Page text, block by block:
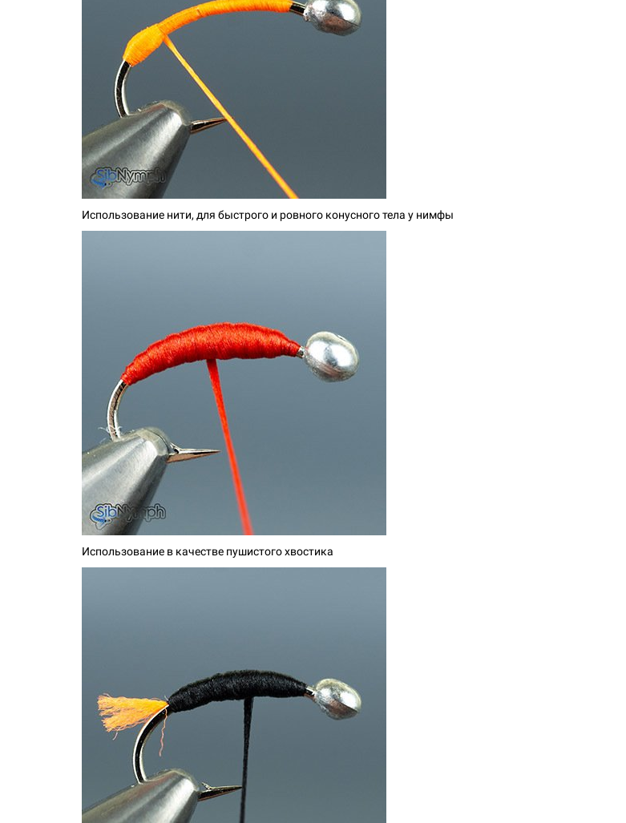
Использование нити, для быстрого и ровного конусного тела у нимфы
Использование в качестве пушистого хвостика